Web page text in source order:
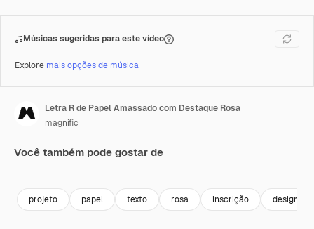
Músicas sugeridas para este vídeo
Explore mais opções de música
Letra R de Papel Amassado com Destaque Rosa
magnific
Você também pode gostar de
projeto papel texto rosa inscrição design